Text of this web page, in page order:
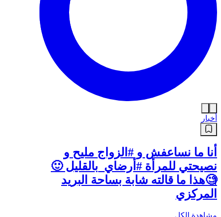
أخبار
أنا ما نساعفش و #الزواج مليح و
نصيحتي للمرأة #أرضاي_بالقليل 🙂
🧐هذا ما قالته شابة بساحة البريد
المركزي